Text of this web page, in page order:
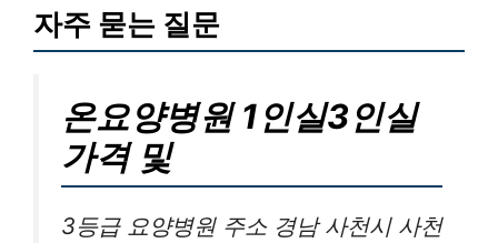
자주 묻는 질문
온요양병원 1인실3인실
가격 및
3등급 요양병원 주소 경남 사천시 사천